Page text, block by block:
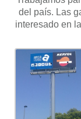
del país. Las
interesado en